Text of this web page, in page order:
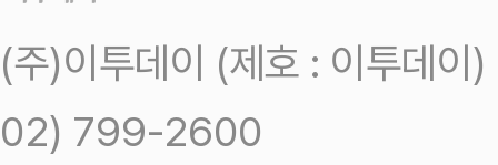
(주)이투데이 (제호 : 이투데
02) 799-2600